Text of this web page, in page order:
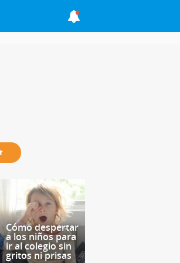
Cómo despertar
a los niños para
ir al colegio sin
gritos ni prisas